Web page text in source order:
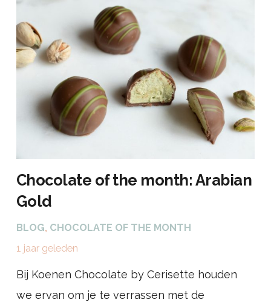
Chocolate of the month: Arabian
Gold
BLOG, CHOCOLATE OF THE MONTH
1 jaar geleden
Bij Koenen Chocolate by Cerisette houden
we ervan om je te verrassen met de